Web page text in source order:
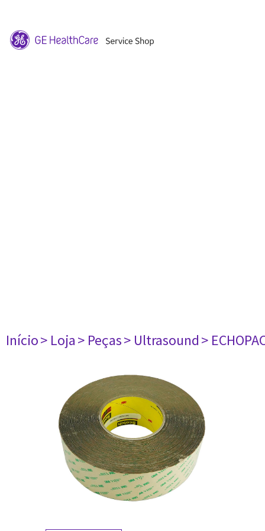
Início> Loja> Peças> Ultrasound>